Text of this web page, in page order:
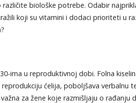
različite biološke potrebe. Odabir
koji su vitamini i dodaci prioriteti u
ima u reproduktivnoj dobi. Folna
ćelija, poboljšava verbalnu
za žene koje razmišljaju o rađanju